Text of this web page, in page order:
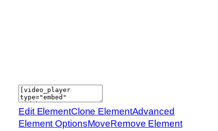
Edit ElementClone ElementAdvanced
Element OptionsMoveRemove Element